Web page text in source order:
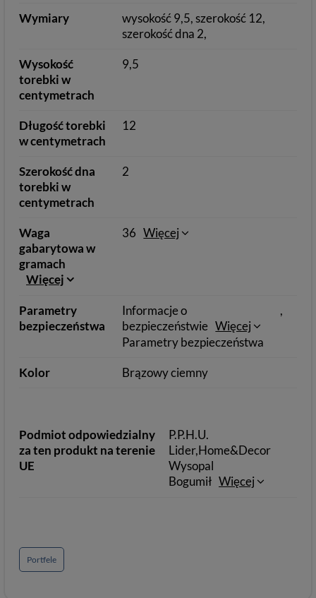
Wymiary
wysokość 9,5, szerokość 12,
szerokość dna 2,
Wysokość
torebki w
centymetrach
9,5
Długość torebki
w centymetrach
12
Szerokość dna
torebki w
centymetrach
2
Waga
gabarytowa w
gramach
Więcej
36 Więcej
Parametry
bezpieczeństwa
Informacje o
bezpieczeństwie Więcej
Parametry bezpieczeństwa
Kolor Brązowy ciemny
Podmiot odpowiedzialny
za ten produkt na terenie
UE
P.P.H.U.
Lider,Home&Decor
Wysopal
Bogumił Więcej
Portfele